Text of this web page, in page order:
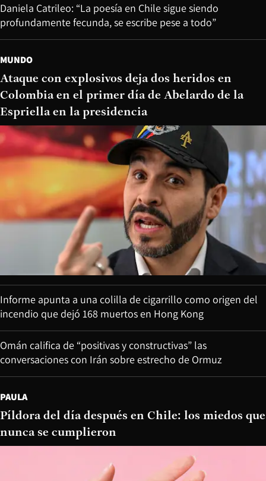
Daniela Catrileo: “La poesía en Chile sigue siendo
profundamente fecunda, se escribe pese a todo”
MUNDO
Ataque con explosivos deja dos heridos en
Colombia en el primer día de Abelardo de la
Espriella en la presidencia
Informe apunta a una colilla de cigarrillo como origen del
incendio que dejó 168 muertos en Hong Kong
Omán califica de “positivas y constructivas” las
conversaciones con Irán sobre estrecho de Ormuz
PAULA
Píldora del día después en Chile: los miedos que
nunca se cumplieron